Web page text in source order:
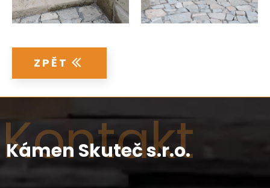
ZPĚT
Kontakt
Kámen Skuteč s.r.o.